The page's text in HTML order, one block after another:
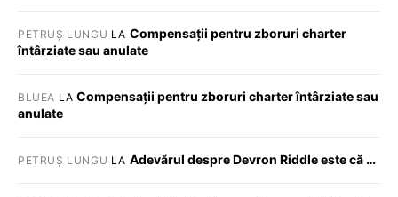
PETRUȘ LUNGU LA Compensații pentru zboruri charter
întârziate sau anulate
BLUEA LACompensații pentru zboruri charter întârziate sau
anulate
PETRUȘ LUNGU LA Adevărul despre Devron Riddle este că …